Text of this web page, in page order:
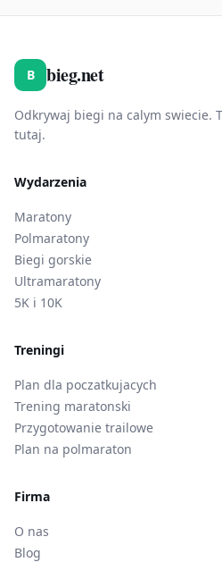
B bieg.net
Odkrywaj biegi na calym swiecie.
tutaj.
Wydarzenia
Maratony
Polmaratony
Biegi gorskie
Ultramaratony
5K i 10K
Treningi
Plan dla poczatkujacych
Trening maratonski
Przygotowanie trailowe
Plan na polmaraton
Firma
O nas
Blog